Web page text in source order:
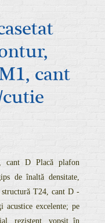
cant
cant D Placă plafon
de înaltă densitate,
T24, cant D -
acustice excelente; pe
rezistent, vopsit în